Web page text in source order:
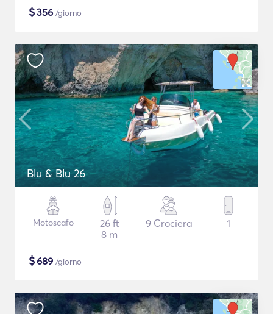
$356 /giorno
Blu & Blu 26
Motoscafo
26 ft
8 m
9 Crociera 1
$689 /giorno